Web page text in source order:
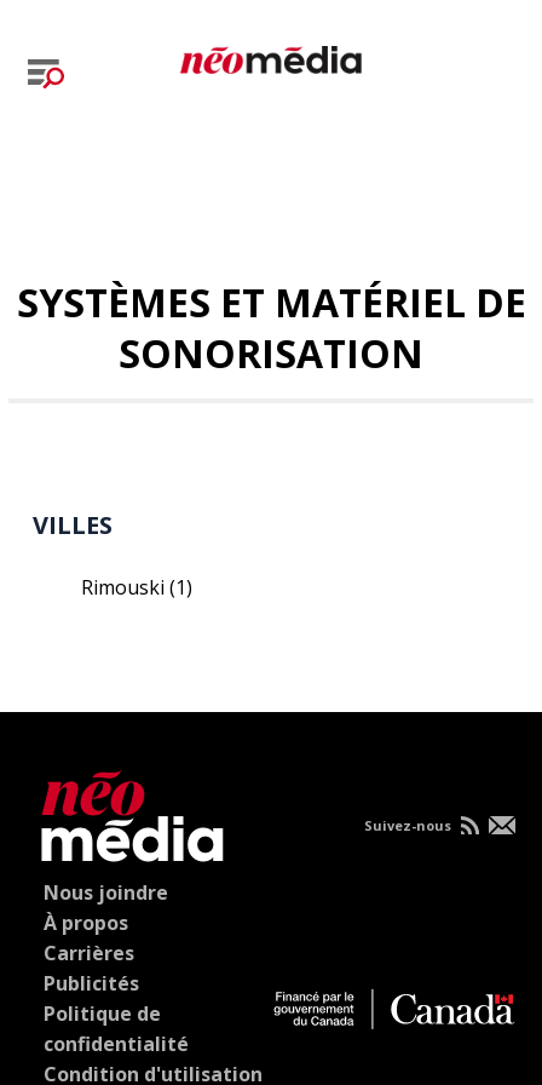
SYSTÈMES ET MATÉRIEL DE
SONORISATION
VILLES
Rimouski(1)
Nous joindre
À propos
Carrières
Publicités
Politique de
confidentialité
Condition d'utilisation
Suivez-nous